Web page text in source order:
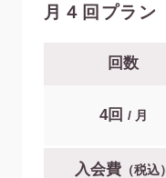
月４回プラン
回数
4回 / 月
入会費（税込）